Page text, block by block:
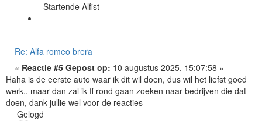
- Startende Alfist
Re: Alfa romeo brera
« Reactie #5 Gepost op: 10 augustus 2025, 15:07:58 »
Haha is de eerste auto waar ik dit wil doen, dus wil het liefst goed
werk.. maar dan zal ik ff rond gaan zoeken naar bedrijven die dat
doen, dank jullie wel voor de reacties
Gelogd